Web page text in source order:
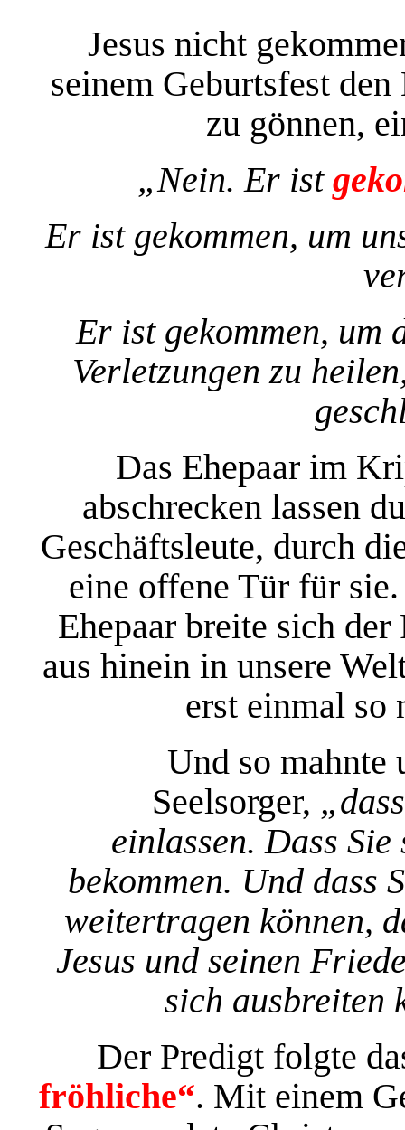
Jesus nicht
seinem Geburtsfest
zu gönnen,
„Nein. Er ist
Er ist gekommen, um
Er ist gekommen, um
Verletzungen zu
Das Ehepaar im
abschrecken lassen
Geschäftsleute, durch
eine offene Tür für
Ehepaar breite sich
aus hinein in unsere
erst einmal so
Und so mahnte
Seelsorger,
einlassen. Dass
bekommen. Und dass
weitertragen können,
Jesus und seinen
sich ausbreiten
Der Predigt folgte
fröhliche“. Mit einem